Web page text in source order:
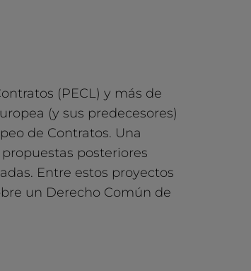
(PECL) y más de
(y sus predecesores)
de Contratos. Una
posteriores
Entre estos proyectos
un Derecho Común de